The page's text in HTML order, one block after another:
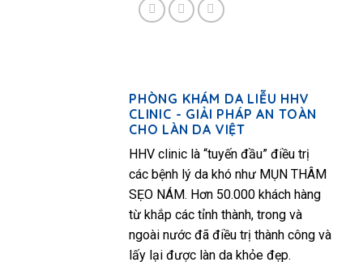
PHÒNG KHÁM DA LIỄU HHV
CLINIC - GIẢI PHÁP AN TOÀN
CHO LÀN DA VIỆT
HHV clinic là “tuyến đầu” điều trị
các bệnh lý da khó như MỤN THÂM
SẸO NÁM. Hơn 50.000 khách hàng
từ khắp các tỉnh thành, trong và
ngoài nước đã điều trị thành công và
lấy lại được làn da khỏe đẹp.